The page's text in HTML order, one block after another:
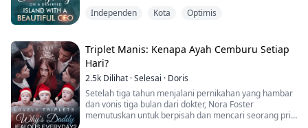
menjelaskan sebelum memecat saya. Saya bangga
membocorkan rahasia perusahaan.
Mungkin saya sedang sial belakangan i...
Independen Kota Optimis
Triplet Manis: Kenapa Ayah Cemburu Setiap
Hari?
2.5k Dilihat ·Selesai · Doris
Setelah tiga tahun menjalani pernikahan yang hambar
dan vonis tiga bulan dari dokter, Nora Foster
memutuskan untuk berpisah dan mencari seorang pria